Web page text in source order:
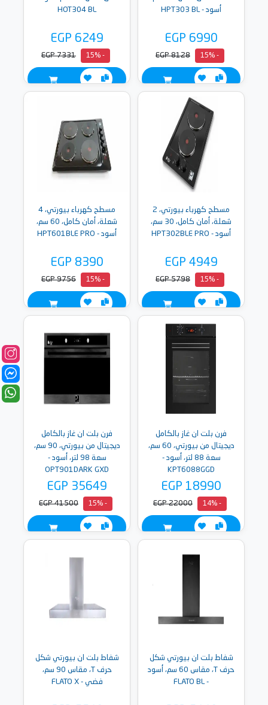
أسود - HPT303 BL
EGP 6990
- 15%
EGP 8128
HOT304 BL
EGP 6249
- 15%
EGP 7331
مسطح كهرباء بيورتي، 2
شعلة، أمان كامل، 30 سم،
أسود - HPT302BLE PRO
EGP 4949
- 15%
EGP 5798
مسطح كهرباء بيورتي، 4
شعلة، أمان كامل، 60 سم،
أسود - HPT601BLE PRO
EGP 8390
- 15%
EGP 9756
فرن بلت ان غاز بالكامل
ديجيتال من بيورتي، 60 سم،
سعة 88 لتر، أسود -
KPT6088GGD
EGP 18990
- 14%
EGP 22000
فرن بلت ان غاز بالكامل
ديجيتال من بيورتي، 90 سم،
سعة 98 لتر، أسود -
OPT901DARK GXD
EGP 35649
- 15%
EGP 41500
شفاط بلت ان بيورتي شكل
حرف T، مقاس 60 سم، أسود
- FLATO BL
شفاط بلت ان بيورتي شكل
حرف T، مقاس 90 سم،
فضي - FLATO X